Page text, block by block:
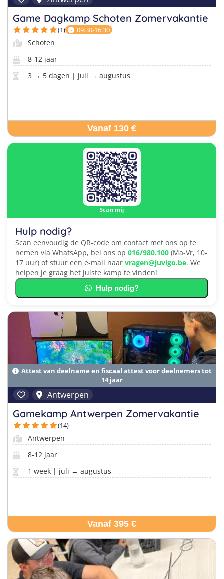
Game Dagkamp Schoten Zomervakantie
(1) 09:30-16:30
Schoten
8-12 jaar
3 → 5 dagen | juli → augustus
Vanaf 130 €
Scan mij
Hulp nodig?
Scan eenvoudig de QR-code om contact met ons op te
nemen via WhatsApp, bel ons op 016/980.100 (Ma-Vr, 10-
17 uur) of stuur een e-mail naar vragen@juvigo.be. We
helpen je graag het juiste kamp te vinden!
Hulp nodig?
Attest van deelname en fiscaal attest voor deelnemers tot
14 jaar
Antwerpen
Gamekamp Antwerpen Zomervakantie
(14)
Antwerpen
8-12 jaar
1 week | juli → augustus
Vanaf 395 €